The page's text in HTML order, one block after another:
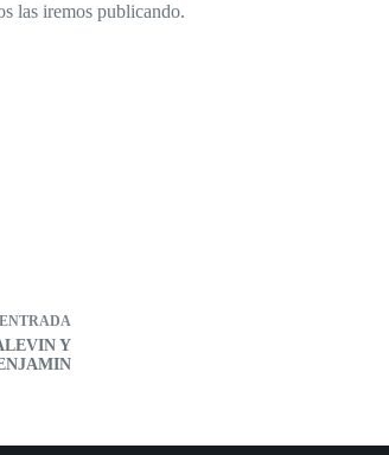
las iremos publicando.
ENTRADA
Y